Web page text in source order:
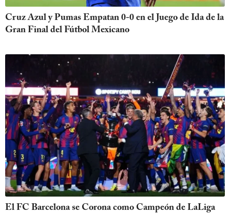
Cruz Azul y Pumas Empatan 0-0 en el Juego de Ida de la
Gran Final del Fútbol Mexicano
El FC Barcelona se Corona como Campeón de LaLiga